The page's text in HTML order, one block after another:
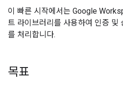
이 빠른 시작에서는 Google
트 라이브러리를 사용하여 인증 및
를 처리합니다.
목표